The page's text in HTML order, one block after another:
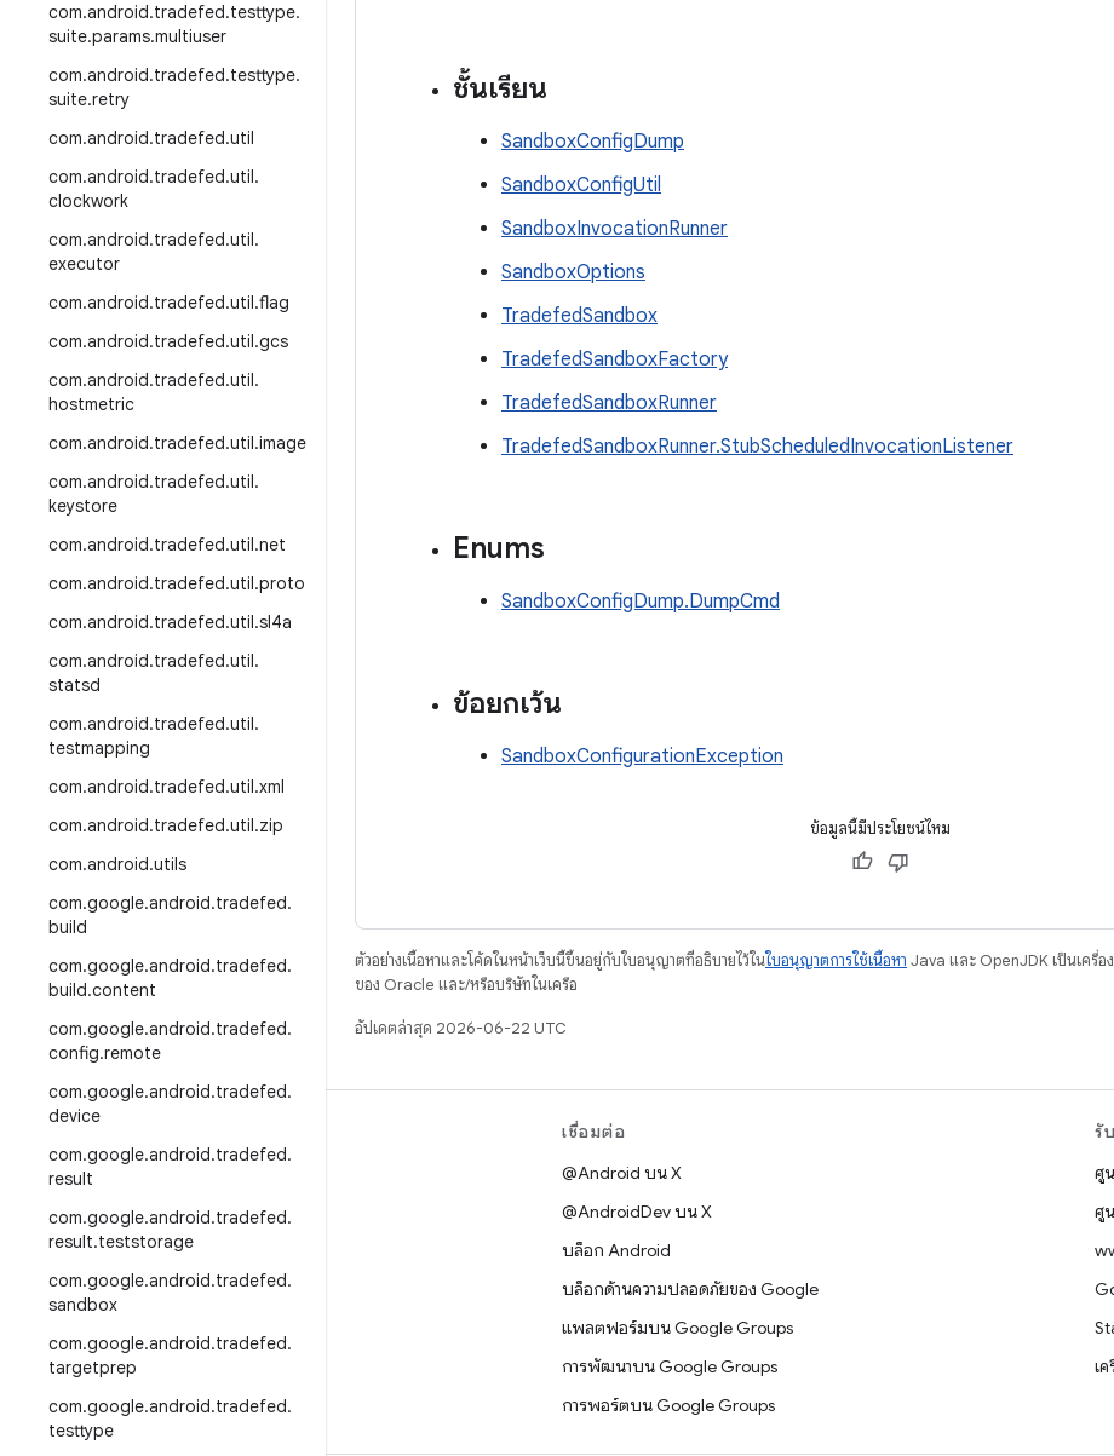
com.android.tradefed.testtype.
suite.params.multiuser
com.android.tradefed.testtype.
suite.retry
com.android.tradefed.util
com.android.tradefed.util.
clockwork
com.android.tradefed.util.
executor
com.android.tradefed.util.flag
com.android.tradefed.util.gcs
com.android.tradefed.util.
hostmetric
com.android.tradefed.util.image
com.android.tradefed.util.
keystore
com.android.tradefed.util.net
com.android.tradefed.util.proto
com.android.tradefed.util.sl4a
com.android.tradefed.util.
statsd
com.android.tradefed.util.
testmapping
com.android.tradefed.util.xml
com.android.tradefed.util.zip
com.android.utils
com.google.android.tradefed.
build
com.google.android.tradefed.
build.content
com.google.android.tradefed.
config.remote
com.google.android.tradefed.
device
com.google.android.tradefed.
result
com.google.android.tradefed.
result.teststorage
com.google.android.tradefed.
sandbox
com.google.android.tradefed.
targetprep
com.google.android.tradefed.
testtype
ชั้นเรียน
SandboxConfigDump
SandboxConfigUtil
SandboxInvocationRunner
SandboxOptions
TradefedSandbox
TradefedSandboxFactory
TradefedSandboxRunner
TradefedSandboxRunner.StubScheduledInvocationListener
Enums
SandboxConfigDump.DumpCmd
ข้อยกเว้น
SandboxConfigurationException
ข้อมูลนี้มีประโยชน์ไหม
ตัวอย่างเนื้อหาและโค้ดในหน้าเว็บนี้ขึ้นอยู่กับใบอนุญาตที่อธิบายไว้ในใบอนุญาตการใช้เนื้อหา Java และ OpenJDK เป็นเครื่อ
ของ Oracle และ/หรือบริษัทในเครือ
อัปเดตล่าสุด 2026-06-22 UTC
ที่เก็บสำหรับ Android
ข้อกำหนด
ดาวน์โหลด
แสดงพรีวิวไบนารี
ไบนารีไดรเวอร์
เชื่อมต่อ
@Android บน X
@AndroidDev บน X
บล็อก Android
บล็อกด้านความปลอดภัยของ Google
แพลตฟอร์มบน Google Groups
การพัฒนาบน Google Groups
การพอร์ตบน Google Groups
รั
ศู
ศู
เ